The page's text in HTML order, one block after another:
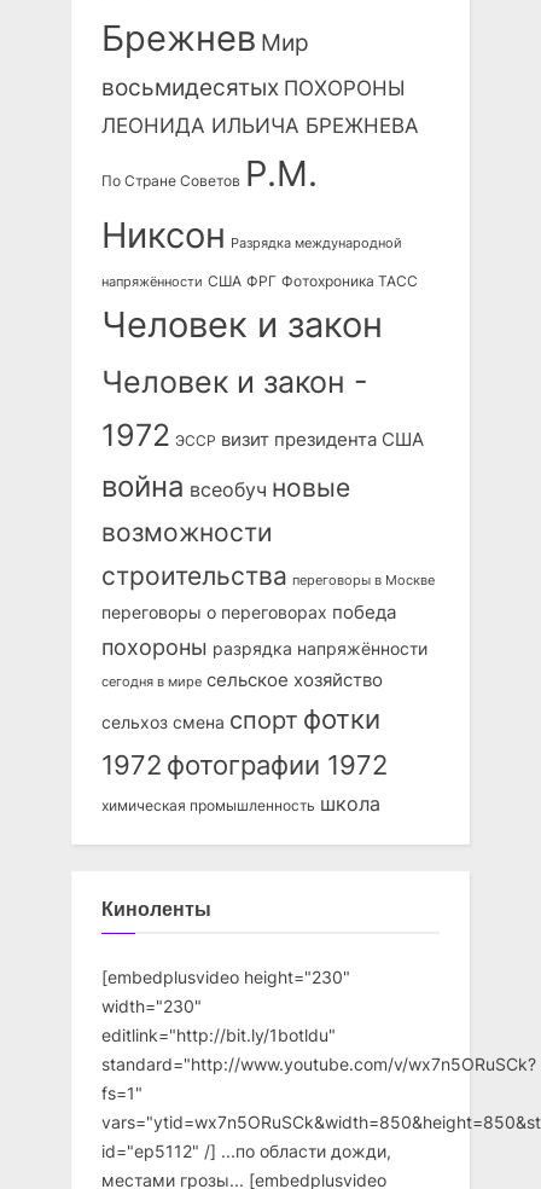
Брежнев Мир
восьмидесятых ПОХОРОНЫ
ЛЕОНИДА ИЛЬИЧА БРЕЖНЕВА
По Стране Советов Р.М.
Никсон
Разрядка международной
напряжённости США ФРГ Фотохроника ТАСС
Человек и закон
Человек и закон -
1972 ЭССР визит президента США
война всеобуч новые
возможности
строительства переговоры в Москве
переговоры о переговорах победа
похороны разрядка напряжённости
сегодня в мире сельское хозяйство
сельхоз смена спорт фотки
1972 фотографии 1972
химическая промышленность школа
Киноленты
[embedplusvideo height="230"
width="230"
editlink="http://bit.ly/1botldu"
standard="http://www.youtube.com/v/wx7n5ORuSCk?
fs=1"
id="ep5112" /] ...по области дожди,
местами грозы... [embedplusvideo